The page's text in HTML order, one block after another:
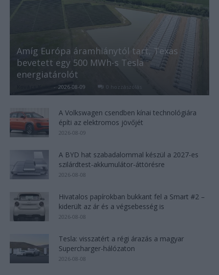
Amíg Európa áramhiánytól tart, Texas
bevetett egy 500 MWh-s Tesla
energiatárolót
- 2026-08-09 0 hozzászólás
A Volkswagen csendben kínai technológiára
építi az elektromos jövőjét
2026-08-09
A BYD hat szabadalommal készül a 2027-es
szilárdtest-akkumulátor-áttörésre
2026-08-08
Hivatalos papírokban bukkant fel a Smart #2 –
kiderült az ár és a végsebesség is
2026-08-08
Tesla: visszatért a régi árazás a magyar
Supercharger-hálózaton
2026-08-08